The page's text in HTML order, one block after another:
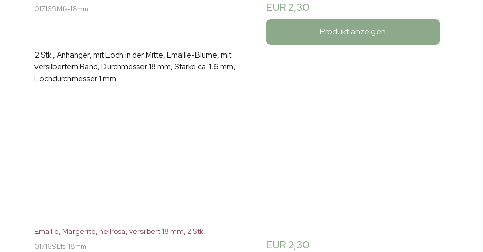
017169Mfs-18mm
2 Stk., Anhänger, mit Loch in der Mitte, Emaille-Blume, mit
versilbertem Rand, Durchmesser 18 mm, Stärke ca. 1,6 mm,
Lochdurchmesser 1 mm
EUR 2,30
Produkt anzeigen
Emaille, Margerite, hellrosa, versilbert 18 mm, 2 Stk.
017169Lfs-18mm EUR 2,30